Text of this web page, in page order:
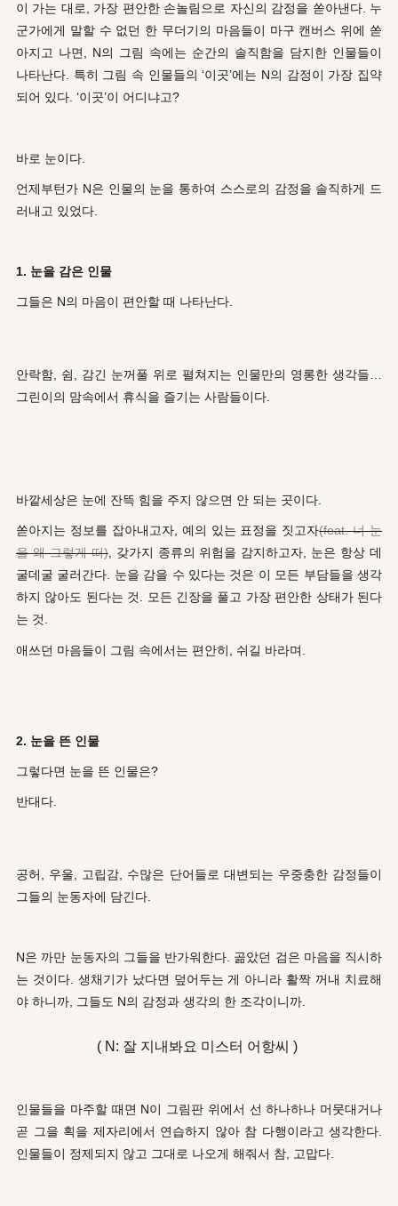
이 가는 대로, 가장 편안한 손놀림으로 자신의 감정을 쏟아낸다. 누
군가에게 말할 수 없던 한 무더기의 마음들이 마구 캔버스 위에 쏟
아지고 나면, N의 그림 속에는 순간의 솔직함을 담지한 인물들이
나타난다. 특히 그림 속 인물들의 ‘이곳’에는 N의 감정이 가장 집약
되어 있다. ‘이곳’이 어디냐고?
바로 눈이다.
언제부턴가 N은 인물의 눈을 통하여 스스로의 감정을 솔직하게 드
러내고 있었다.
1. 눈을 감은 인물
그들은 N의 마음이 편안할 때 나타난다.
안락함, 쉼, 감긴 눈꺼풀 위로 펼쳐지는 인물만의 영롱한 생각들…
그린이의 맘속에서 휴식을 즐기는 사람들이다.
바깥세상은 눈에 잔뜩 힘을 주지 않으면 안 되는 곳이다.
쏟아지는 정보를 잡아내고자, 예의 있는 표정을 짓고자(feat. 너 눈
을 왜 그렇게 떠), 갖가지 종류의 위험을 감지하고자, 눈은 항상 데
굴데굴 굴러간다. 눈을 감을 수 있다는 것은 이 모든 부담들을 생각
하지 않아도 된다는 것. 모든 긴장을 풀고 가장 편안한 상태가 된다
는 것.
애쓰던 마음들이 그림 속에서는 편안히, 쉬길 바라며.
2. 눈을 뜬 인물
그렇다면 눈을 뜬 인물은?
반대다.
공허, 우울, 고립감, 수많은 단어들로 대변되는 우중충한 감정들이
그들의 눈동자에 담긴다.
N은 까만 눈동자의 그들을 반가워한다. 곪았던 검은 마음을 직시하
는 것이다. 생채기가 났다면 덮어두는 게 아니라 활짝 꺼내 치료해
야 하니까, 그들도 N의 감정과 생각의 한 조각이니까.
( N: 잘 지내봐요 미스터 어항씨 )
인물들을 마주할 때면 N이 그림판 위에서 선 하나하나 머뭇대거나
곧 그을 획을 제자리에서 연습하지 않아 참 다행이라고 생각한다.
인물들이 정제되지 않고 그대로 나오게 해줘서 참, 고맙다.